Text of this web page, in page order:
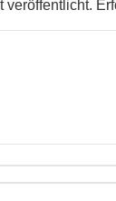
veröffentlicht.